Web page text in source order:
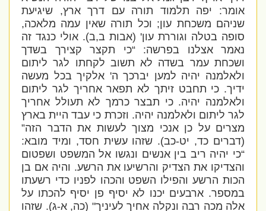
אומר: יפה תלמוד תורה עם דרך ארץ, שיגיעת
שניהם משכחת עון; וכל תורה שאין עמה מלאכה,
סופה בטלה וגוררת עון' (אבות ב,ב). אולי כנגד זה
נאמר אצלנו בפרשה: “כי תקצר קצירך בשדך
ושכחת עמר בשדה לא תשוב לקחתו לגר ליתום
ולאלמנה יהיה למען יברכך ה' אלקיך בכל מעשה
ידיך. כי תחבט זיתך לא תפאר אחריך לגר ליתום
ולאלמנה יהיה. כי תבצר כרמך לא תעולל אחריך
לגר ליתום ולאלמנה יהיה. וזכרת כי עבד היית בארץ
מצרים על כן אנכי מצוך לעשות את הדבר הזה”
(דברים כד, יט-כב). שזהו עשית חסד, ומיד מובא:
“כי יהיה ריב בין אנשים ונגשו אל המשפט ושפטום
והצדיקו את הצדיק והרשיעו את הרשע. והיה אם בן
הכות הרשע והפילו השפט והכהו לפניו כדי רשעתו
במספר. ארבעים יכנו לא יסיף פן יסיף להכתו על
אלה מכה רבה ונקלה אחיך לעיניך" (כה, א-ג). שזהו